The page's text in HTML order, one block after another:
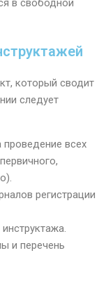
в свободной
который сводит
следует
проведение всех
регистрации
и перечень